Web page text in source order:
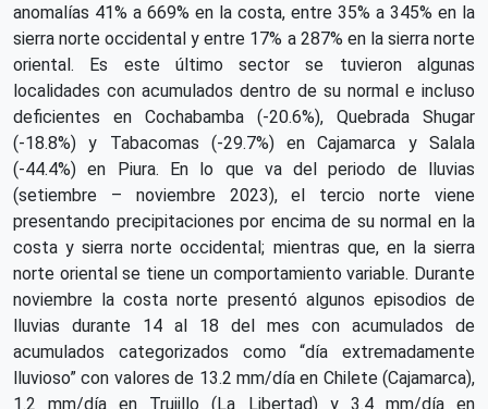
anomalías 41% a 669% en la costa, entre 35% a 345% en la
sierra norte occidental y entre 17% a 287% en la sierra norte
oriental. Es este último sector se tuvieron algunas
localidades con acumulados dentro de su normal e incluso
deficientes en Cochabamba (-20.6%), Quebrada Shugar
(-18.8%) y Tabacomas (-29.7%) en Cajamarca y Salala
(-44.4%) en Piura. En lo que va del periodo de lluvias
(setiembre – noviembre 2023), el tercio norte viene
presentando precipitaciones por encima de su normal en la
costa y sierra norte occidental; mientras que, en la sierra
norte oriental se tiene un comportamiento variable. Durante
noviembre la costa norte presentó algunos episodios de
lluvias durante 14 al 18 del mes con acumulados de
acumulados categorizados como “día extremadamente
lluvioso” con valores de 13.2 mm/día en Chilete (Cajamarca),
1.2 mm/día en Trujillo (La Libertad) y 3.4 mm/día en